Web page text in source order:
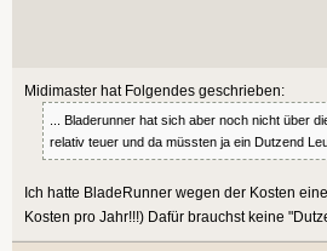
Midimaster hat Folgendes geschrieben:
... Bladerunner hat sich aber noch nicht über
relativ teuer und da müssten ja ein Dutzend
Ich hatte BladeRunner wegen der Kosten
Kosten pro Jahr!!!) Dafür brauchst keine